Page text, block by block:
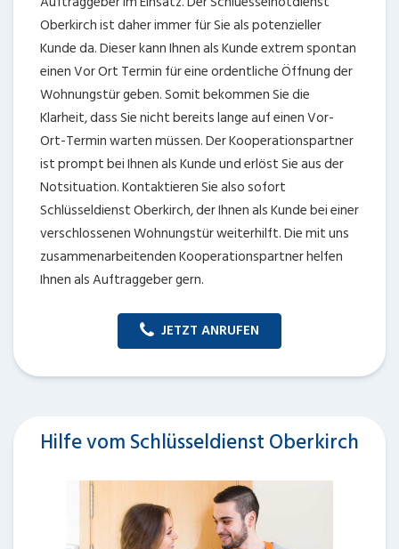
Oberkirch ist daher immer für Sie als potenzieller
Kunde da. Dieser kann Ihnen als Kunde extrem spontan
einen Vor Ort Termin für eine ordentliche Öffnung der
Wohnungstür geben. Somit bekommen Sie die
Klarheit, dass Sie nicht bereits lange auf einen Vor-
Ort-Termin warten müssen. Der Kooperationspartner
ist prompt bei Ihnen als Kunde und erlöst Sie aus der
Notsituation. Kontaktieren Sie also sofort
Schlüsseldienst Oberkirch, der Ihnen als Kunde bei einer
verschlossenen Wohnungstür weiterhilft. Die mit uns
zusammenarbeitenden Kooperationspartner helfen
Ihnen als Auftraggeber gern.
JETZT ANRUFEN
Hilfe vom Schlüsseldienst Oberkirch